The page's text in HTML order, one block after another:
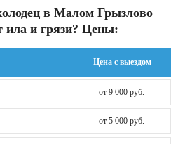
в Малом Грызлово
ила и грязи? Цены:
Цена с выездом
от 9 000 руб.
от 5 000 руб.